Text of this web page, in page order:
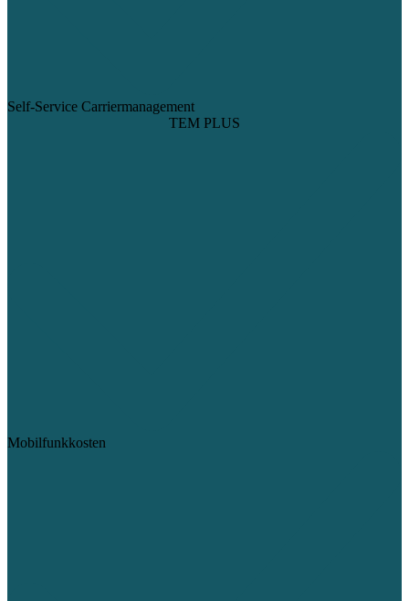
Self-Service Carriermanagement
TEM PLUS
Mobilfunkkosten